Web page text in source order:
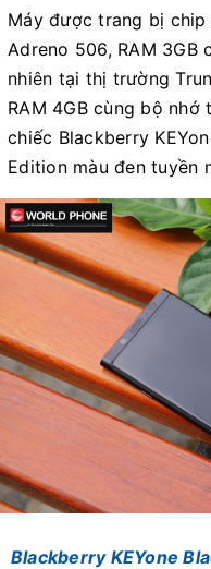
Máy được trang bị
Adreno 506, RAM 3GB
nhiên tại thị trường
RAM 4GB cùng bộ
chiếc Blackberry
Edition màu đen tuyền
Blackberry KEYone